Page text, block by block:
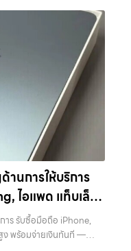
องการ รับซื้อโทรศัพท์, รับ
ริการอื่นๆ เกี่ยวกับสินค้า
การของเรา เราให้บริการ
ณ์ไอที ไม่ว่าจะเป็น:…
อต้องการเงินด่วน เราจึง
ความยุ่งยากทั้งหลาย โดย
อขายสำเร็จ บริการของเรา
ทุกรุ่น, iPad และแท็บเล็ต
ตกแต่งแล้ว หรือมีรอยบ้าง
อยู่กับสภาพจริง ความครบ
ใจให้บริการในเขต
รพล, รามอินทรา, บางนา,
เต็มที่ ไม่ว่าคุณจะค้นหาคำ
กรุงเทพ”, “ขาย iPad ได้
ซื้อ Samsung มือสอง
งตรงให้คุณได้รับราคาและ
ะได้บริการที่คุณไว้วางใจ
บถึงที่ ตรวจสภาพอย่างมือ
อุปกรณ์ของคุณเป็นเรื่อง
งเลือกเรา ผู้เชี่ยวชาญด้าน
ไอแพด แท็บเล็ตทุกยี่ห้อ ใน
รับซื้อมือถือ หรือ รับซื้อ
บริการครอบคลุมทั่วกรุงเทพ
อมือถือ หรือ รับซื้อแท็บเล็ต
อบคลุมทั่วกรุงเทพ และพื้นที่
รับซื้อ iPad และแท็บเล็ต
ระสบการณ์เหนือระดับกับ
ดีต้อนรับสู่ “รับซื้อขายมือ
ร รับซื้อ มือถือ iPhone,
พร้อมจ่ายเงินทันที
ฒนะ, บางแค, วัชรพล,
ด ในยุคที่สมาร์ทโฟน
บทุกช่วงเวลา อุปกรณ์ที่คุณ
บไซต์ของเราจึงเกิดขึ้นเพื่อ
ช้แล้วให้กลายเป็นเงินสดได้
บซื้อมือถือ, รับซื้อโทรศัพท์,
งเทพมหานคร อย่างครบ
รามีทีมงานพร้อมให้บริการ
นการให้บริการ
ไอแพด แท็บเล็ต
นทันที
าร รับซื้อมือถือ iPhone,
ง พร้อมจ่ายเงินทันที —